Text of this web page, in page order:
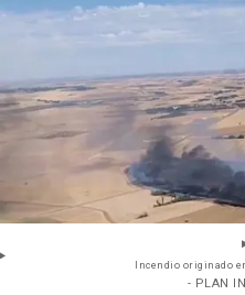
Incendio originado
- PLAN